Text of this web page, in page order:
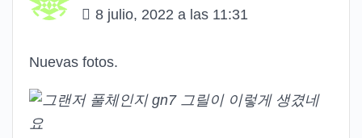
8 julio, 2022 a las 11:31
Nuevas fotos.